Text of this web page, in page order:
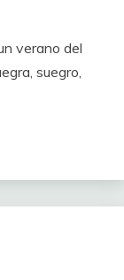
verano del
suegro,